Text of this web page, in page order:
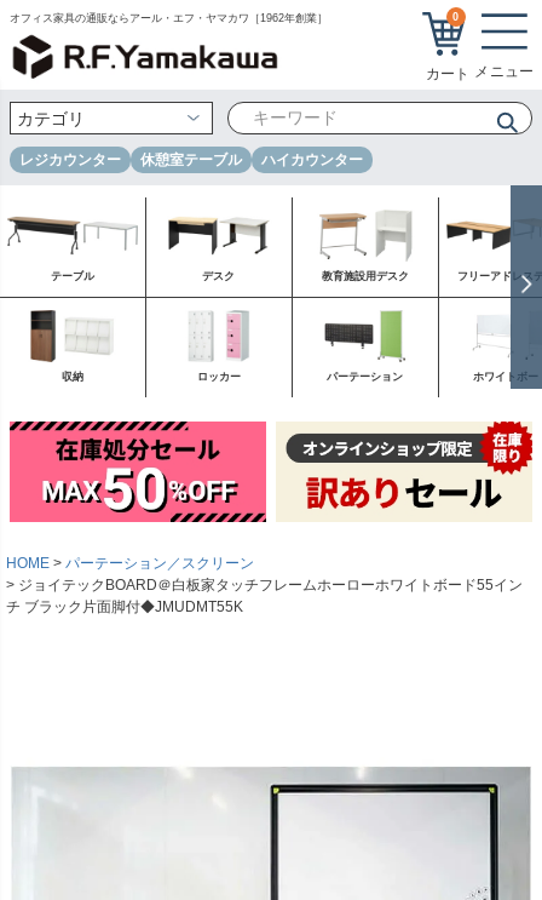
オフィス家具の通販ならアール・エフ・ヤマカワ［1962年創業］ 0
レジカウンター 休憩室テーブル ハイカウンター
テーブル デスク 教育施設用デスク フリーアドレス
収納 ロッカー パーテーション ホワイトボー
HOME
パーテーション／スクリーン
ジョイテックBOARD＠白板家タッチフレームホーローホワイトボード55イン
チ ブラック片面脚付◆JMUDMT55K